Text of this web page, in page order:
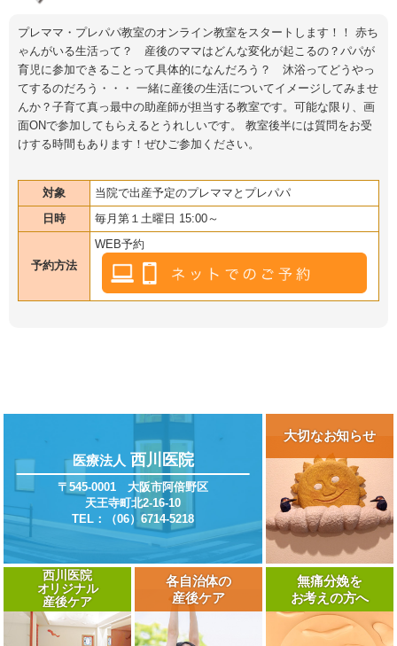
プレママ・プレパパ教室のオンライン教室をスタートします！！ 赤ち
ゃんがいる生活って？ 産後のママはどんな変化が起こるの？パパが
育児に参加できることって具体的になんだろう？ 沐浴ってどうやっ
てするのだろう・・・ 一緒に産後の生活についてイメージしてみませ
んか？子育て真っ最中の助産師が担当する教室です。可能な限り、画
面ONで参加してもらえるとうれしいです。 教室後半には質問をお受
けする時間もあります！ぜひご参加ください。
対象
当院で出産予定のプレママとプレパパ
日時
毎月第１土曜日 15:00～
予約方法
WEB予約
医療法人 西川医院
〒545-0001 大阪市阿倍野区
天王寺町北2-16-10
TEL：（06）6714-5218
大切なお知らせ
西川医院
オリジナル
産後ケア
各自治体の
産後ケア
無痛分娩を
お考えの方へ